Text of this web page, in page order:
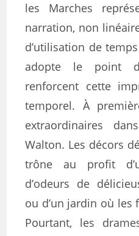
les Marches
narration, non
d’utilisation de
adopte le point
renforcent cette
temporel. À
extraordinaires
Walton. Les décors
trône au profit
d’odeurs de
ou d’un jardin où les
Pourtant, les